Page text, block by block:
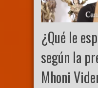
¿Qué le
según la
Mhoni